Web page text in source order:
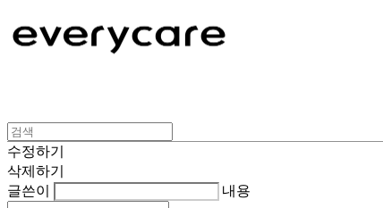
수정하기
삭제하기
글쓴이
내용